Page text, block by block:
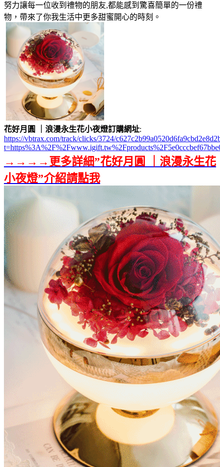
努力讓每一位收到禮物的朋友,都能感到驚喜簡單的一份禮
物，帶來了你我生活中更多甜蜜開心的時刻。
花好月圓 ｜浪漫永生花小夜燈訂購網址:
https://vbtrax.com/track/clicks/3724/
→→→→更多詳細”花好月圓 ｜浪漫永生花
小夜燈”介紹請點我